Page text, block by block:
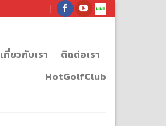
เกี่ยวกับเรา
ติดต่อเรา
HotGolfClub